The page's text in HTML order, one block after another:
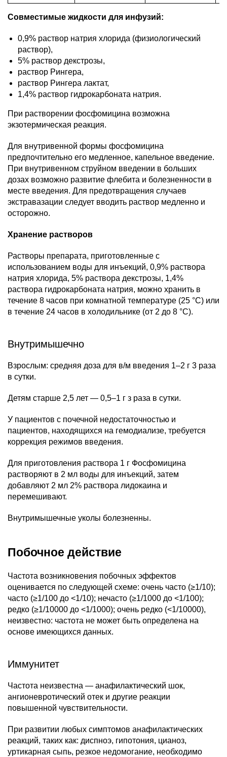
Совместимые жидкости для инфузий:
0,9% раствор натрия хлорида (физиологический
раствор),
5% раствор декстрозы,
раствор Рингера,
раствор Рингера лактат,
1,4% раствор гидрокарбоната натрия.
При растворении фосфомицина возможна
экзотермическая реакция.
Для внутривенной формы фосфомицина
предпочтительно его медленное, капельное введение.
При внутривенном струйном введении в больших
дозах возможно развитие флебита и болезненности в
месте введения. Для предотвращения случаев
экстравазации следует вводить раствор медленно и
осторожно.
Хранение растворов
Растворы препарата, приготовленные с
использованием воды для инъекций, 0,9% раствора
натрия хлорида, 5% раствора декстрозы, 1,4%
раствора гидрокарбоната натрия, можно хранить в
течение 8 часов при комнатной температуре (25 °C) или
в течение 24 часов в холодильнике (от 2 до 8 °C).
Внутримышечно
Взрослым: средняя доза для в/м введения 1–2 г 3 раза
в сутки.
Детям старше 2,5 лет — 0,5–1 г з раза в сутки.
У пациентов с почечной недостаточностью и
пациентов, находящихся на гемодиализе, требуется
коррекция режимов введения.
Для приготовления раствора 1 г Фосфомицина
растворяют в 2 мл воды для инъекций, затем
добавляют 2 мл 2% раствора лидокаина и
перемешивают.
Внутримышечные уколы болезненны.
Побочное действие
Частота возникновения побочных эффектов
оценивается по следующей схеме: очень часто (≥1/10);
часто (≥1/100 до <1/10); нечасто (≥1/1000 до <1/100);
редко (≥1/10000 до <1/1000); очень редко (<1/10000),
неизвестно: частота не может быть определена на
основе имеющихся данных.
Иммунитет
Частота неизвестна — анафилактический шок,
ангионевротический отек и другие реакции
повышенной чувствительности.
При развитии любых симптомов анафилактических
реакций, таких как: диспноэ, гипотония, цианоз,
уртикарная сыпь, резкое недомогание, необходимо